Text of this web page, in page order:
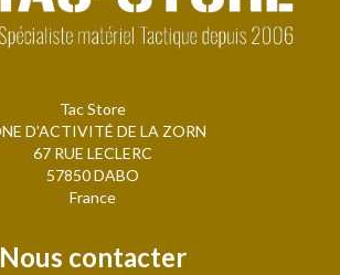
Tac Store
D'ACTIVITÉ DE LA ZORN
67 RUE LECLERC
57850 DABO
France
Nous contacter